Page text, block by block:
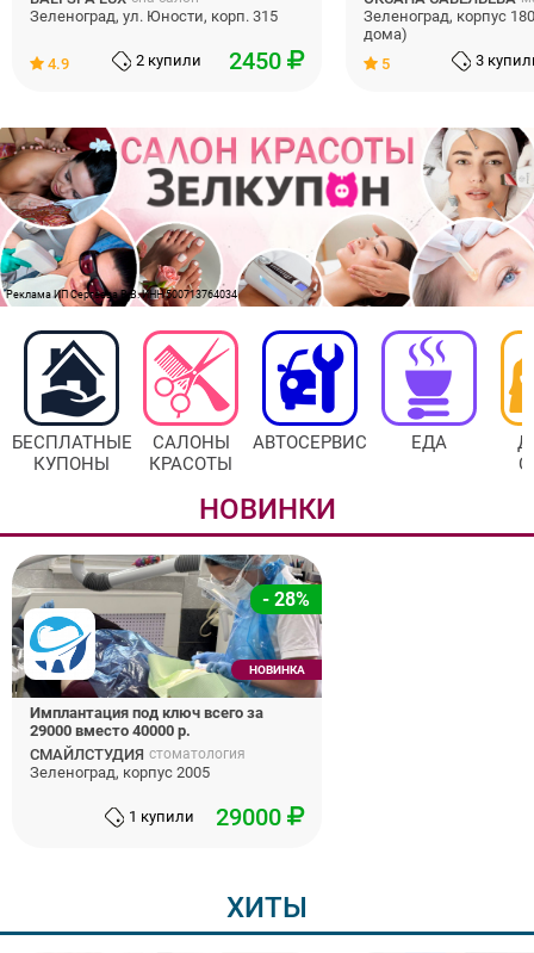
Зеленоград, ул. Юности, корп. 315
4.9 2 купили 2450
Зеленоград, корпус
дома)
5
3
Реклама ИП Сергеева В.В. ИНН 500713764034
БЕСПЛАТНЫЕ
КУПОНЫ
САЛОНЫ
КРАСОТЫ
АВТОСЕРВИС ЕДА
НОВИНКИ
- 28%
НОВИНКА
Имплантация под ключ всего за
29000 вместо 40000 р.
СМАЙЛСТУДИЯ стоматология
Зеленоград, корпус 2005
1 купили 29000
ХИТЫ